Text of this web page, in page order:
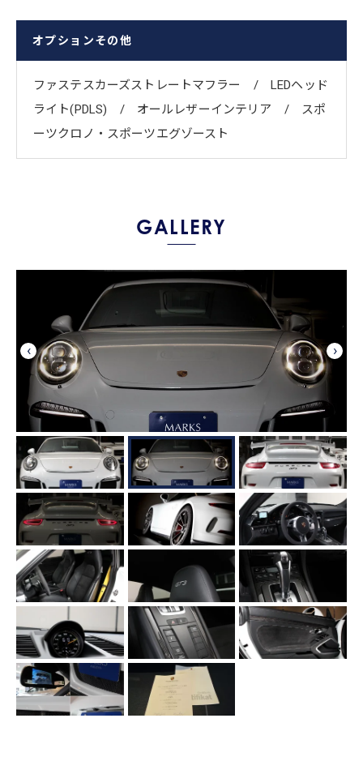
オプションその他
ファステスカーズストレートマフラー / ​LEDヘッド
ライト(PDLS) / ​オールレザーインテリア / ​スポ
ーツクロノ・スポーツエグゾースト
GALLERY
‹ ›